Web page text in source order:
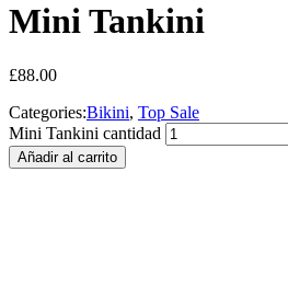
Mini Tankini
£88.00
Categories:Bikini, Top Sale
Mini Tankini cantidad
Añadir al carrito